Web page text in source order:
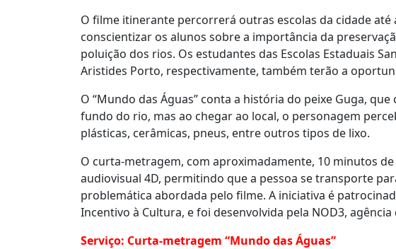
O filme itinerante percorrerá outras escolas da cidade
conscientizar os alunos sobre a importância da
poluição dos rios. Os estudantes das Escolas Estaduais
Aristides Porto, respectivamente, também terão a
O “Mundo das Águas” conta a história do peixe Guga,
fundo do rio, mas ao chegar ao local, o personagem
plásticas, cerâmicas, pneus, entre outros tipos de lixo.
O curta-metragem, com aproximadamente, 10 minutos
audiovisual 4D, permitindo que a pessoa se transporte
problemática abordada pelo filme. A iniciativa é
Incentivo à Cultura, e foi desenvolvida pela NOD3,
Serviço: Curta-metragem “Mundo das Águas”